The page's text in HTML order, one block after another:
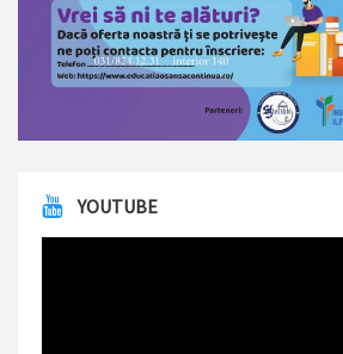
YOUTUBE